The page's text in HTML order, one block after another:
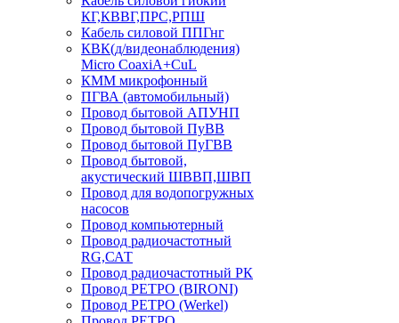
КГ,КВВГ,ПРС,РПШ
Кабель силовой ППГнг
КВК(д/видеонаблюдения)
Micro CoaxiA+CuL
КММ микрофонный
ПГВА (автомобильный)
Провод бытовой АПУНП
Провод бытовой ПуВВ
Провод бытовой ПуГВВ
Провод бытовой,
акустический ШВВП,ШВП
Провод для водопогружных
насосов
Провод компьютерный
Провод радиочастотный
RG,САТ
Провод радиочастотный РК
Провод РЕТРО (BIRONI)
Провод РЕТРО (Werkel)